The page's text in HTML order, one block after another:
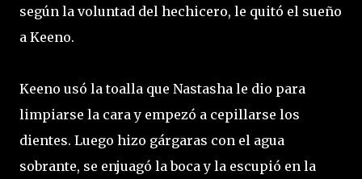
según la voluntad del hechicero, le quitó el sueño
a Keeno.
Keeno usó la toalla que Nastasha le dio para
limpiarse la cara y empezó a cepillarse los
dientes. Luego hizo gárgaras con el agua
sobrante, se enjuagó la boca y la escupió en la